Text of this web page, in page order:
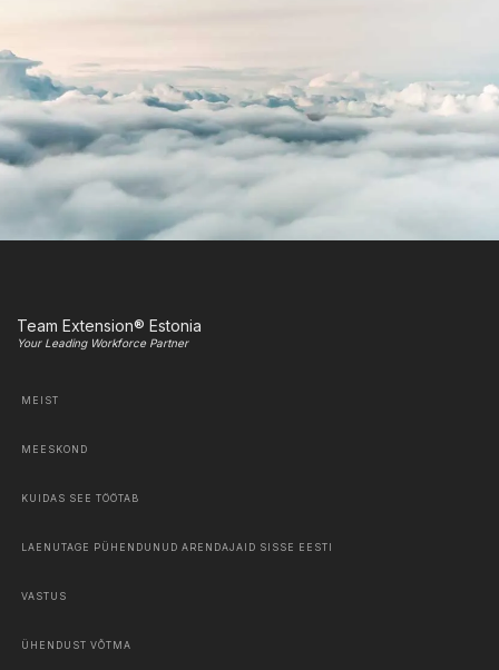
Team Extension® Estonia
Your Leading Workforce Partner
MEIST
MEESKOND
KUIDAS SEE TÖÖTAB
LAENUTAGE PÜHENDUNUD ARENDAJAID SISSE EESTI
VASTUS
ÜHENDUST VÕTMA